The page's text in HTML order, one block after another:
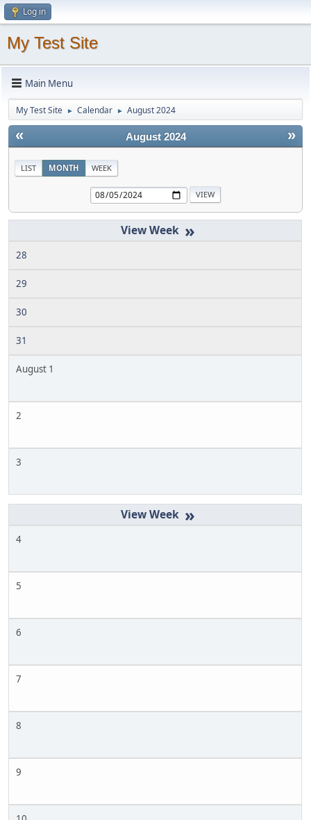
Log in
My Test Site
Main Menu
My Test Site ► Calendar ► August 2024
« »
August 2024
LIST MONTH WEEK
»
28
29
30
31
August 1
2
3
»
4
5
6
7
8
9